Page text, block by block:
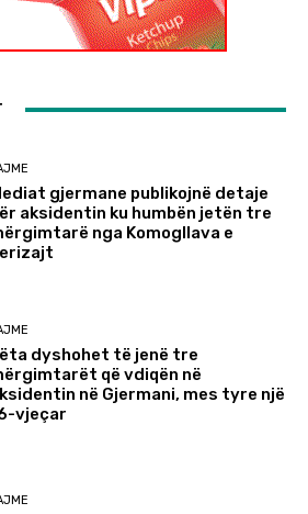
gjermane publikojnë detaje
aksidentin ku humbën jetën tre
nga Komogllava e
dyshohet të jenë tre
që vdiqën në
në Gjermani, mes tyre një
vjeçar